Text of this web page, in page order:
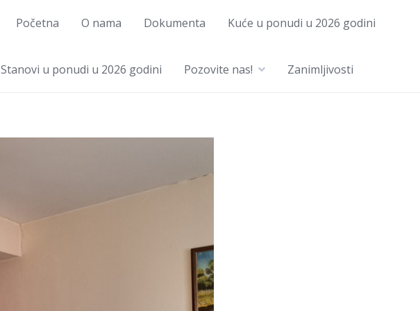
Početna O nama Dokumenta Kuće u ponudi u 2026 godini
Stanovi u ponudi u 2026 godini Pozovite nas! Zanimljivosti